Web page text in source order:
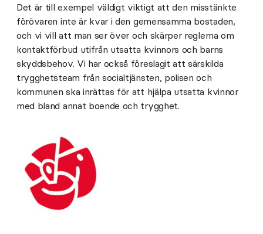
Det är till exempel väldigt viktigt att den misstänkte
förövaren inte är kvar i den gemensamma bostaden,
och vi vill att man ser över och skärper reglerna om
kontaktförbud utifrån utsatta kvinnors och barns
skyddsbehov. Vi har också föreslagit att särskilda
trygghetsteam från socialtjänsten, polisen och
kommunen ska inrättas för att hjälpa utsatta kvinnor
med bland annat boende och trygghet.